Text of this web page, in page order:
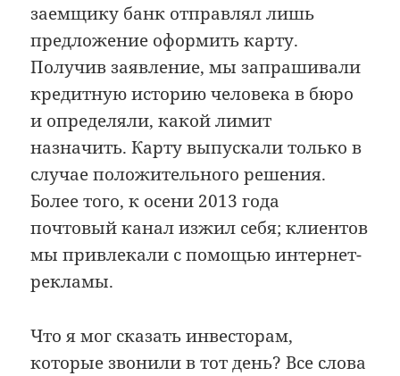
заемщику банк отправлял лишь
предложение оформить карту.
Получив заявление, мы запрашивали
кредитную историю человека в бюро
и определяли, какой лимит
назначить. Карту выпускали только в
случае положительного решения.
Более того, к осени 2013 года
почтовый канал изжил себя; клиентов
мы привлекали с помощью интернет-
рекламы.
Что я мог сказать инвесторам,
которые звонили в тот день? Все слова